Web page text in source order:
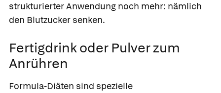
strukturierter Anwendung noch mehr: nämlich
den Blutzucker senken.
Fertigdrink oder Pulver zum
Anrühren
Formula-Diäten sind spezielle